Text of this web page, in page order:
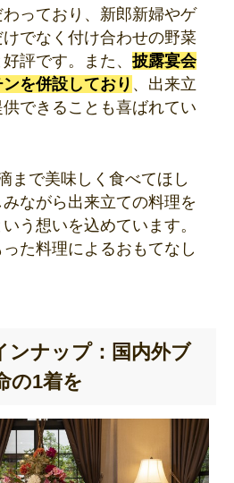
っており、新郎新婦やゲ
でなく付け合わせの野菜
評です。また、 披露宴会
を併設しており 、出来立
できることも喜ばれてい
まで美味しく食べてほし
ながら出来立ての料理を
う想いを込めています。
た料理によるおもてなし
ンナップ：国内外ブ
の1着を